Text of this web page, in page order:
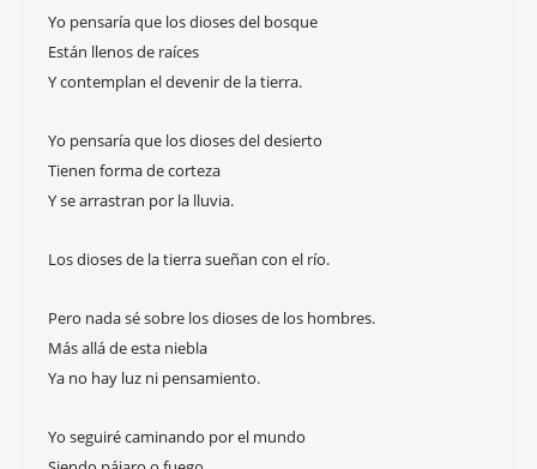
Yo pensaría que los dioses del bosque
Están llenos de raíces
Y contemplan el devenir de la tierra.
Yo pensaría que los dioses del desierto
Tienen forma de corteza
Y se arrastran por la lluvia.
Los dioses de la tierra sueñan con el río.
Pero nada sé sobre los dioses de los hombres.
Más allá de esta niebla
Ya no hay luz ni pensamiento.
Yo seguiré caminando por el mundo